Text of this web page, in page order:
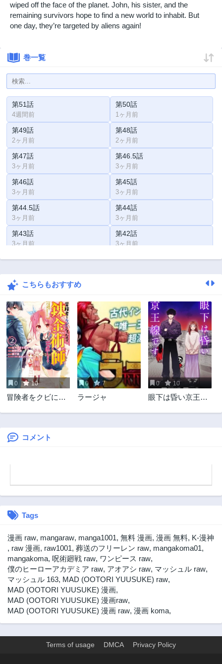
wiped off the face of the planet. John, his sister, and the
remaining survivors hope to find a new world to inhabit. But
one day, they’re targeted by aliens again!
巻一覧
第51話
4週間前
第50話
1ヶ月前
第49話
2ヶ月前
第48話
2ヶ月前
第47話
3ヶ月前
第46.5話
3ヶ月前
第46話
3ヶ月前
第45話
3ヶ月前
第44.5話
3ヶ月前
第44話
3ヶ月前
第43話
3ヶ月前
第42話
3ヶ月前
第41話 第40話
第39.5話
第38話
3ヶ月前
第37話
3ヶ月前
第36話
3ヶ月前
第35話
3ヶ月前
第34話
3ヶ月前
第33話
3ヶ月前
第32話
3ヶ月前
第31.5話
第31話 第30話
第29話
第24話
第22話
3ヶ月前
第21話
3ヶ月前
第20話
3ヶ月前
第19話
3ヶ月前
第18話
3ヶ月前
第17話
3ヶ月前
第13話
こちらもおすすめ
0 10
冒険者をクビにな
す! ～辺境開拓?よ
し、俺に任せとけ!
0 7
ラージャ
0 10
眼下は昏い京王線
コメント
Tags
漫画 raw, mangaraw, manga1001, 無料 漫画, 漫画 無料, K-漫神
, raw 漫画, raw1001, 葬送のフリーレン raw, mangakoma01,
mangakoma, 呪術廻戦 raw, ワンピース raw,
僕のヒーローアカデミア raw, アオアシ raw, マッシュル raw,
マッシュル 163, MAD (OOTORI YUUSUKE) raw,
MAD (OOTORI YUUSUKE) 漫画,
MAD (OOTORI YUUSUKE) 漫画raw,
MAD (OOTORI YUUSUKE) 漫画 raw, 漫画 koma,
Terms of usage DMCA Privacy Policy